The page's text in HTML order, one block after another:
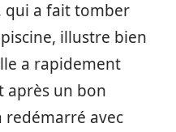
qui a fait tomber
illustre bien
a rapidement
après un bon
redémarré avec